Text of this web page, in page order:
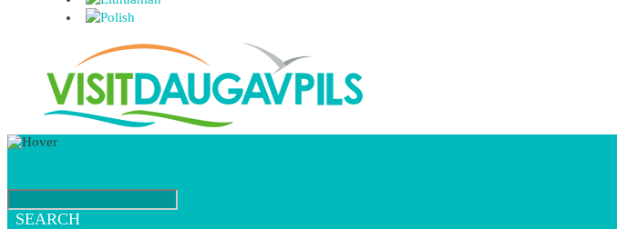
SEARCH